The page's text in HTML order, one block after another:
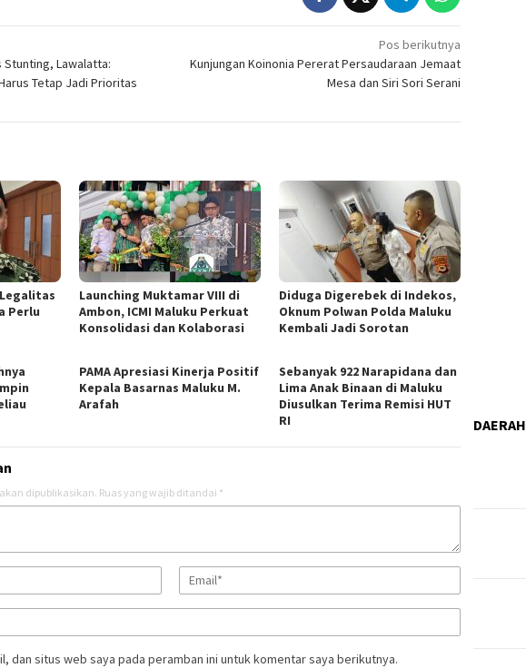
Stunting, Lawalatta:
Tetap Jadi Prioritas
Pos berikutnya
Kunjungan Koinonia Pererat Persaudaraan Jemaat
Mesa dan Siri Sori Serani
Perlu
Launching Muktamar VIII di
Ambon, ICMI Maluku Perkuat
Konsolidasi dan Kolaborasi
Diduga Digerebek di Indekos,
Oknum Polwan Polda Maluku
Kembali Jadi Sorotan
PAMA Apresiasi Kinerja Positif
Kepala Basarnas Maluku M.
Arafah
Sebanyak 922 Narapidana dan
Lima Anak Binaan di Maluku
Diusulkan Terima Remisi HUT
RI
dipublikasikan. Ruas yang wajib ditandai *
dan situs web saya pada peramban ini untuk komentar saya berikutnya.
DAERAH